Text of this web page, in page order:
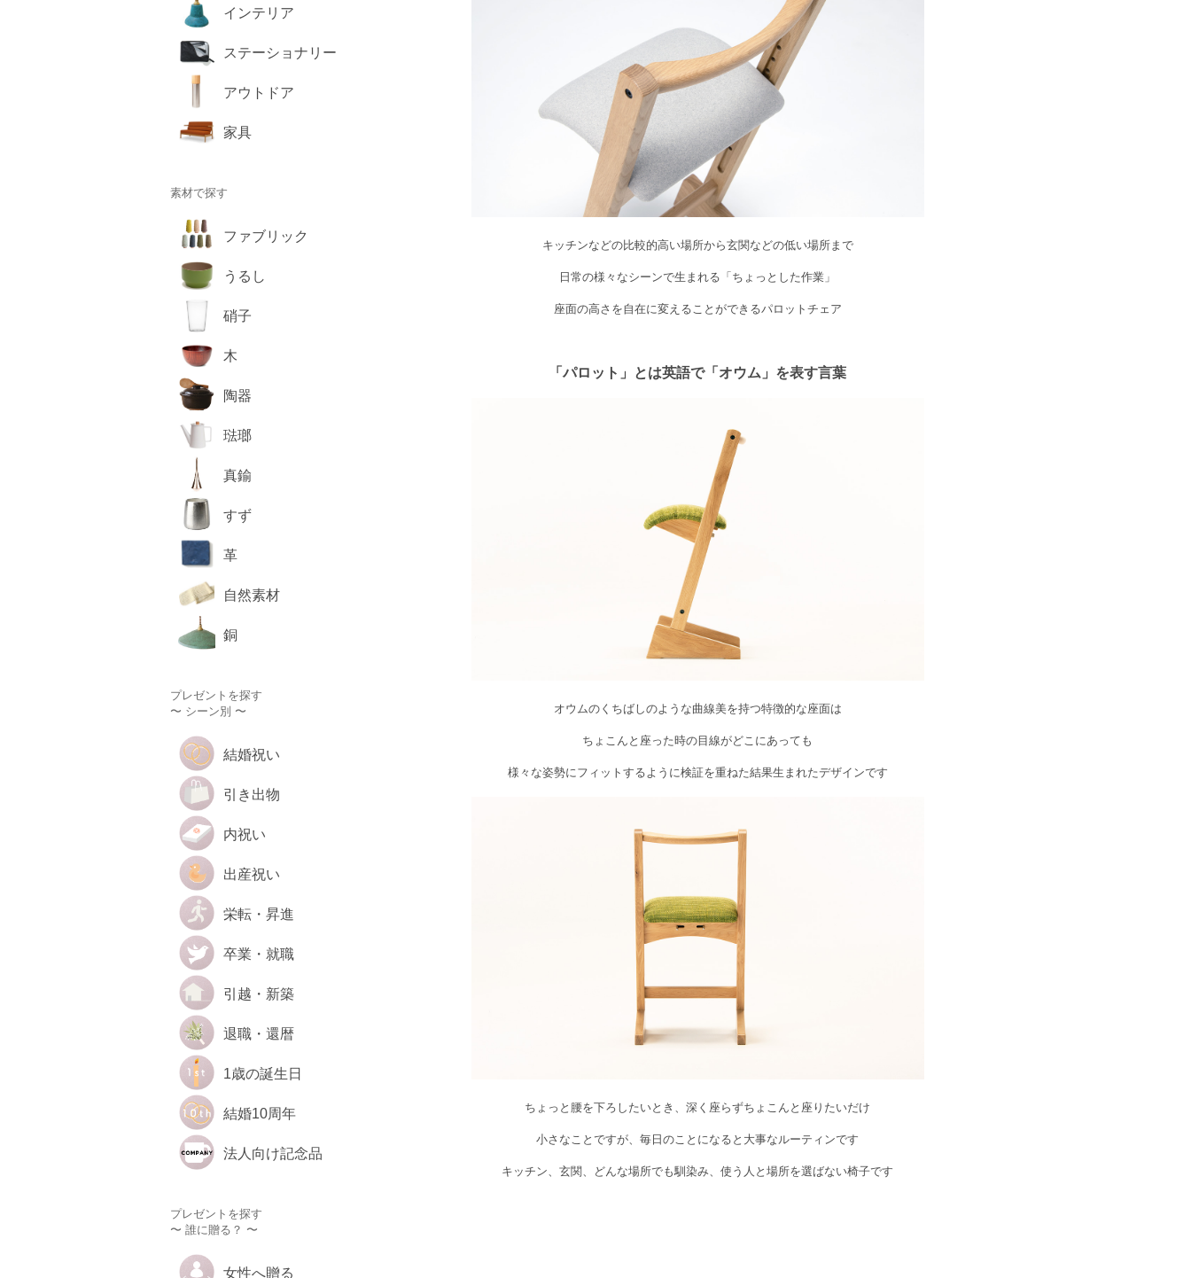
キッチンなどの比較的高い場所から玄関などの低い場所まで
日常の様々なシーンで生まれる「ちょっとした作業」
座面の高さを自在に変えることができるパロットチェア
「パロット」とは英語で「オウム」を表す言葉
オウムのくちばしのような曲線美を持つ特徴的な座面は
ちょこんと座った時の目線がどこにあっても
様々な姿勢にフィットするように検証を重ねた結果生まれたデザインです
ちょっと腰を下ろしたいとき、深く座らずちょこんと座りたいだけ
小さなことですが、毎日のことになると大事なルーティンです
キッチン、玄関、どんな場所でも馴染み、使う人と場所を選ばない椅子です
インテリア
ステーショナリー
アウトドア
家具
素材で探す
ファブリック
うるし
硝子
木
陶器
琺瑯
真鍮
すず
革
自然素材
銅
プレゼントを探す
〜 シーン別 〜
結婚祝い
引き出物
内祝い
出産祝い
栄転・昇進
卒業・就職
引越・新築
退職・還暦
1歳の誕生日
結婚10周年
法人向け記念品
プレゼントを探す
〜 誰に贈る？ 〜
女性へ贈る